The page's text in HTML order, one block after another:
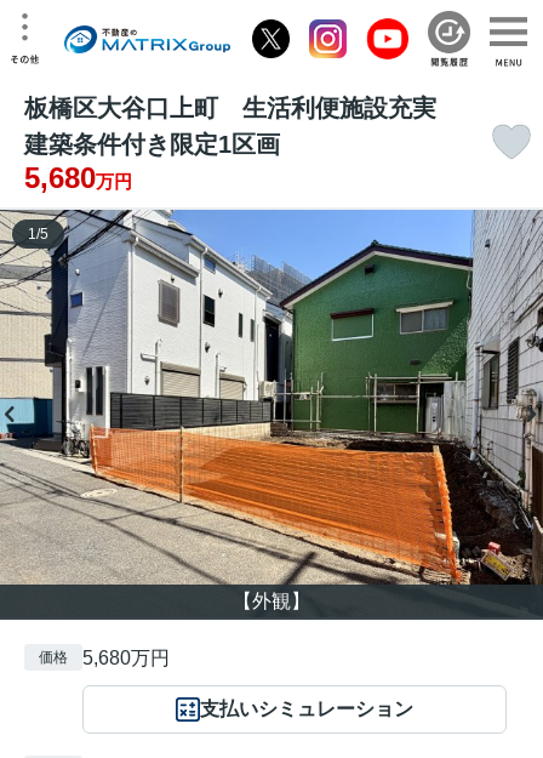
板橋区大谷口上町 生活利便施設充実
建築条件付き限定1区画
5,680万円
【外観】
1/5
価格 5,680万円
支払いシミュレーション